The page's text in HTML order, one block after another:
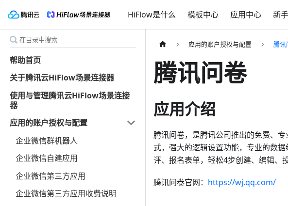
HiFlow是什么 模板中心 应用中心 新
帮助首页
关于腾讯云HiFlow场景连接器
使用与管理腾讯云HiFlow场景连接
器
应用的账户授权与配置
企业微信群机器人
企业微信自建应用
企业微信第三方应用
企业微信第三方应用收费说明
应用的账户授权与配置 腾讯
腾讯问卷
应用介绍
腾讯问卷，是腾讯公司推出的免费、
式，强大的逻辑设置功能，专业的数
评、报名表单，轻松4步创建、编辑、
腾讯问卷官网： https://wj.qq.com/